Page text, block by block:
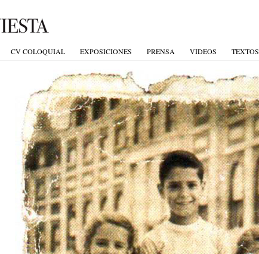
CV COLOQUIAL EXPOSICIONES PRENSA VIDEOS TEXTOS